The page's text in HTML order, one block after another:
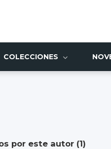
COLECCIONES
por este autor (1)